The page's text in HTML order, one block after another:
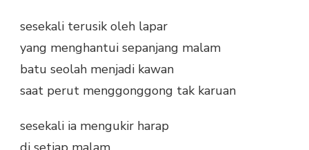
sesekali terusik oleh lapar
yang menghantui sepanjang malam
batu seolah menjadi kawan
saat perut menggonggong tak karuan
sesekali ia mengukir harap